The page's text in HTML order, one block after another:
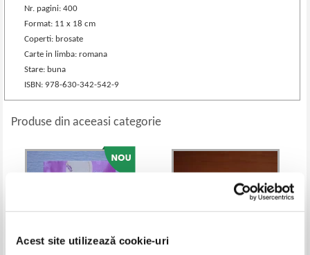
Acest site utilizează cookie-uri
Nr. pagini: 400
Format: 11 x 18 cm
Coperti: brosate
Carte in limba: romana
Stare: buna
ISBN: 978-630-342-542-9
Produse din aceeasi categorie